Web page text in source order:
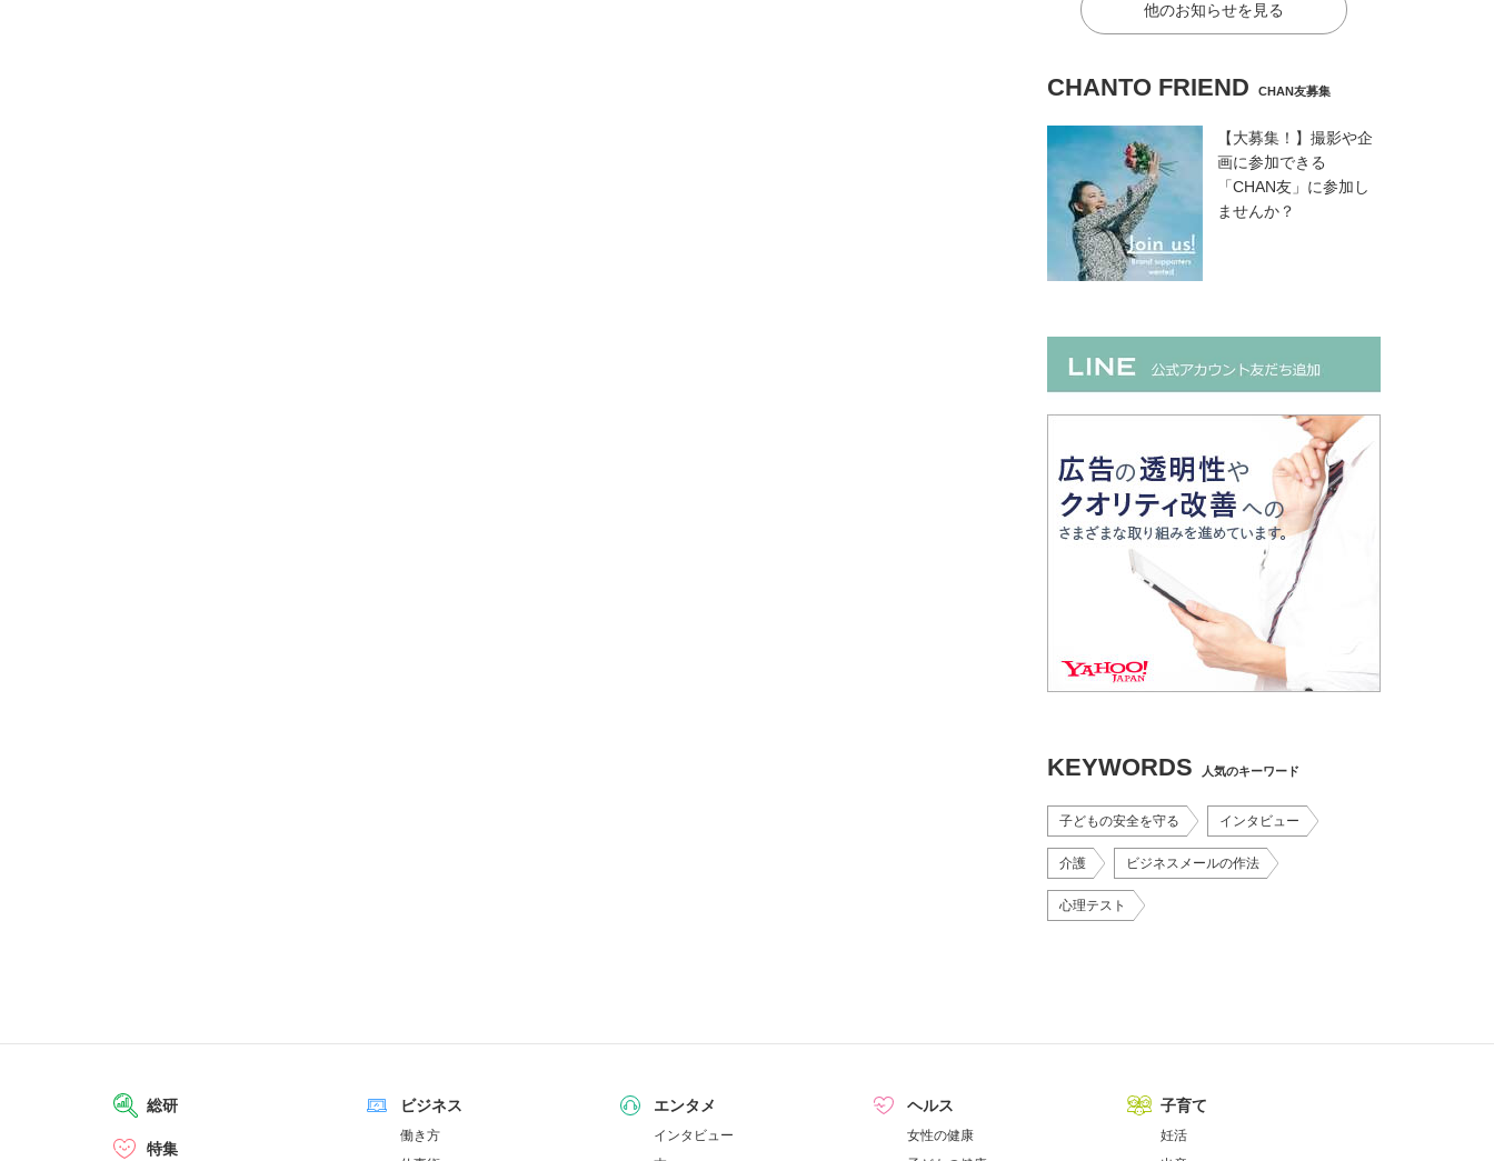
他のお知らせを見る
CHANTO FRIEND CHAN友募集
【大募集！】撮影や企
画に参加できる
「CHAN友」に参加し
ませんか？
KEYWORDS 人気のキーワード
子どもの安全を守る インタビュー
介護 ビジネスメールの作法
心理テスト
総研
特集
ビジネス
働き方
エンタメ
インタビュー
ヘルス
女性の健康
子育て
妊活